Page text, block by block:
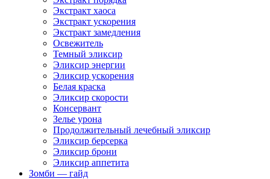
Экстракт хаоса
Экстракт ускорения
Экстракт замедления
Освежитель
Темный эликсир
Эликсир энергии
Эликсир ускорения
Белая краска
Эликсир скорости
Консервант
Зелье урона
Продолжительный лечебный эликсир
Эликсир берсерка
Эликсир брони
Эликсир аппетита
Зомби — гайд